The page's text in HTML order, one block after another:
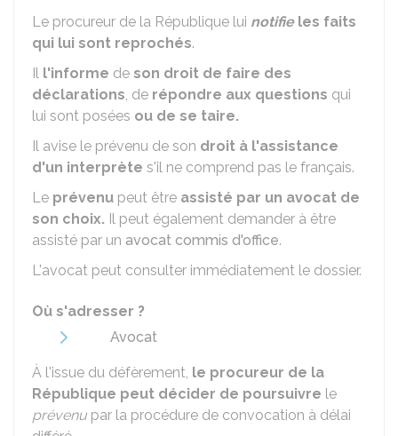
Le procureur de la République lui notifieles faits
qui lui sont reprochés.
Il l'informe de son droit de faire des
déclarations, de répondre aux questions qui
lui sont posées ou de se taire.
Il avise le prévenu de son droit à l'assistance
d'un interprète s'il ne comprend pas le français.
Le prévenu peut être assisté par un avocat de
son choix. Il peut également demander à être
assisté par un avocat commis d'office.
L'avocat peut consulter immédiatement le dossier.
Où s'adresser ?
Avocat
À l'issue du défèrement, le procureur de la
République peut décider de poursuivre le
prévenu par la procédure de convocation à délai